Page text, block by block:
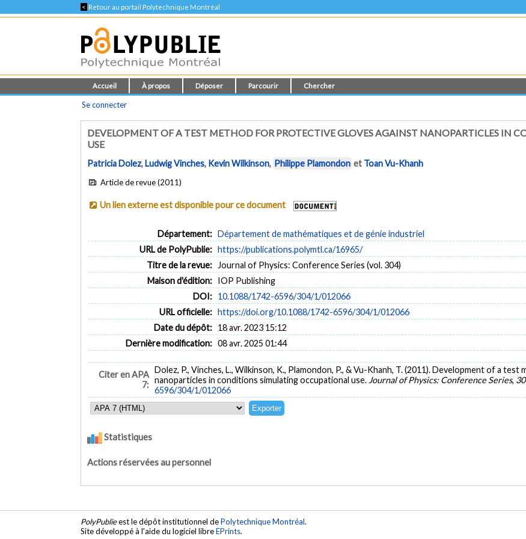
< Retour au portail Polytechnique Montréal
Accueil À propos Déposer Parcourir Chercher
Se connecter
DEVELOPMENT OF A TEST METHOD FOR PROTECTIVE GLOVES AGAINST NANOPARTICLES IN
USE
Patricia Dolez,Ludwig Vinches, Kevin Wilkinson, Philippe Plamondon et Toan Vu-Khanh
Article de revue (2011)
Un lien externe est disponible pour ce document
Département: Département de mathématiques et de génie industriel
URL de PolyPublie: https://publications.polymtl.ca/16965/
Titre de la revue:
Journal of Physics: Conference Series (vol. 304)
Maison d'édition: IOP Publishing
DOI: 10.1088/1742-6596/304/1/012066
URL officielle: https://doi.org/10.1088/1742-6596/304/1/012066
Date du dépôt: 18 avr. 2023 15:12
Dernière modification: 08 avr. 2025 01:44
Citer en APA
7:
Dolez, P., Vinches, L., Wilkinson, K., Plamondon, P., & Vu-Khanh, T. (2011). Development of a
nanoparticles in conditions simulating occupational use. Journal of Physics: Conference Series,
6596/304/1/012066
Statistiques
Actions réservées au personnel
PolyPublieest le dépôt institutionnel dePolytechnique Montréal.
Site développé à l'aide du logiciel libreEPrints.